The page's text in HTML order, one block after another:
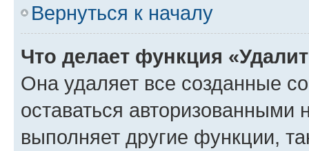
Вернуться к началу
Что делает функция
Она удаляет все созданные
оставаться авторизованными
выполняет другие функции,